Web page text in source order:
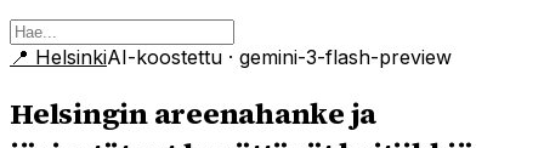
📍 HelsinkiAI-koostettu · gemini-3-flash-preview
Helsingin areenahanke ja